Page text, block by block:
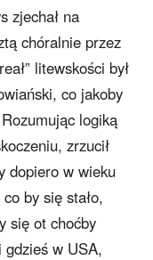
zjechał na
chóralnie przez
litewskości był
co jakoby
logiką
zrzucił
dopiero w wieku
by się stało,
się ot choćby
w USA,